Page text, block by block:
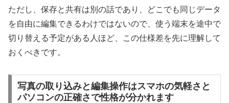
ただし、保存と共有は別の話であり、どこでも同じデータ
を自由に編集できるわけではないので、使う端末を途中で
切り替える予定がある人ほど、この仕様差を先に理解して
おくべきです。
写真の取り込みと編集操作はスマホの気軽さと
パソコンの正確さで性格が分かれます